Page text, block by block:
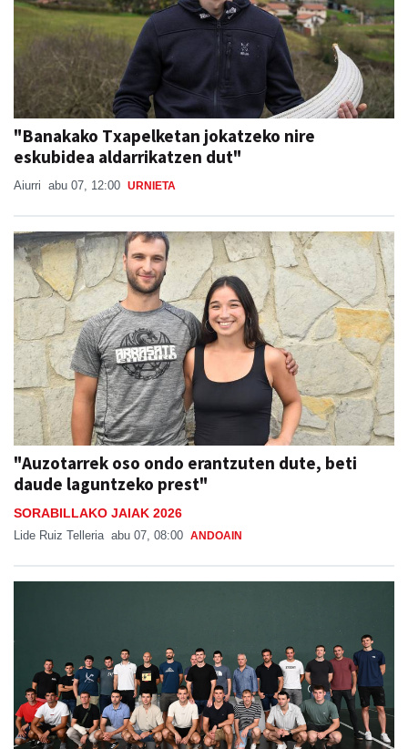
"Banakako Txapelketan jokatzeko nire
eskubidea aldarrikatzen dut"
Aiurri abu 07, 12:00 URNIETA
"Auzotarrek oso ondo erantzuten dute, beti
daude laguntzeko prest"
SORABILLAKO JAIAK 2026
Lide Ruiz Telleria abu 07, 08:00 ANDOAIN